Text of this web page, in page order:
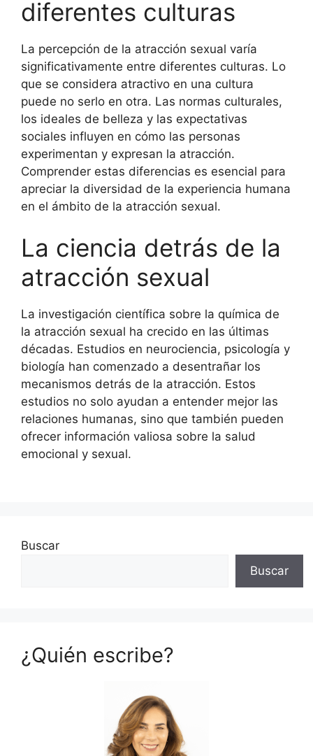
diferentes culturas
La percepción de la atracción sexual varía
significativamente entre diferentes culturas. Lo
que se considera atractivo en una cultura
puede no serlo en otra. Las normas culturales,
los ideales de belleza y las expectativas
sociales influyen en cómo las personas
experimentan y expresan la atracción.
Comprender estas diferencias es esencial para
apreciar la diversidad de la experiencia humana
en el ámbito de la atracción sexual.
La ciencia detrás de la
atracción sexual
La investigación científica sobre la química de
la atracción sexual ha crecido en las últimas
décadas. Estudios en neurociencia, psicología y
biología han comenzado a desentrañar los
mecanismos detrás de la atracción. Estos
estudios no solo ayudan a entender mejor las
relaciones humanas, sino que también pueden
ofrecer información valiosa sobre la salud
emocional y sexual.
Buscar
Buscar
¿Quién escribe?